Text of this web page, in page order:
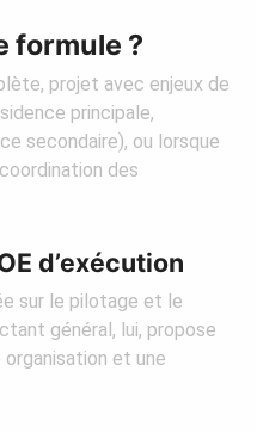
formule ?
projet avec enjeux de
principale,
secondaire), ou lorsque
des
d’exécution
sur le pilotage et le
général, lui, propose
et une